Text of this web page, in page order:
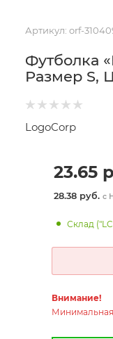
Артикул: orf-
Футболка
Размер S,
LogoCorp
23.65
28.38 руб. с
Склад
Внимание!
Минимальная